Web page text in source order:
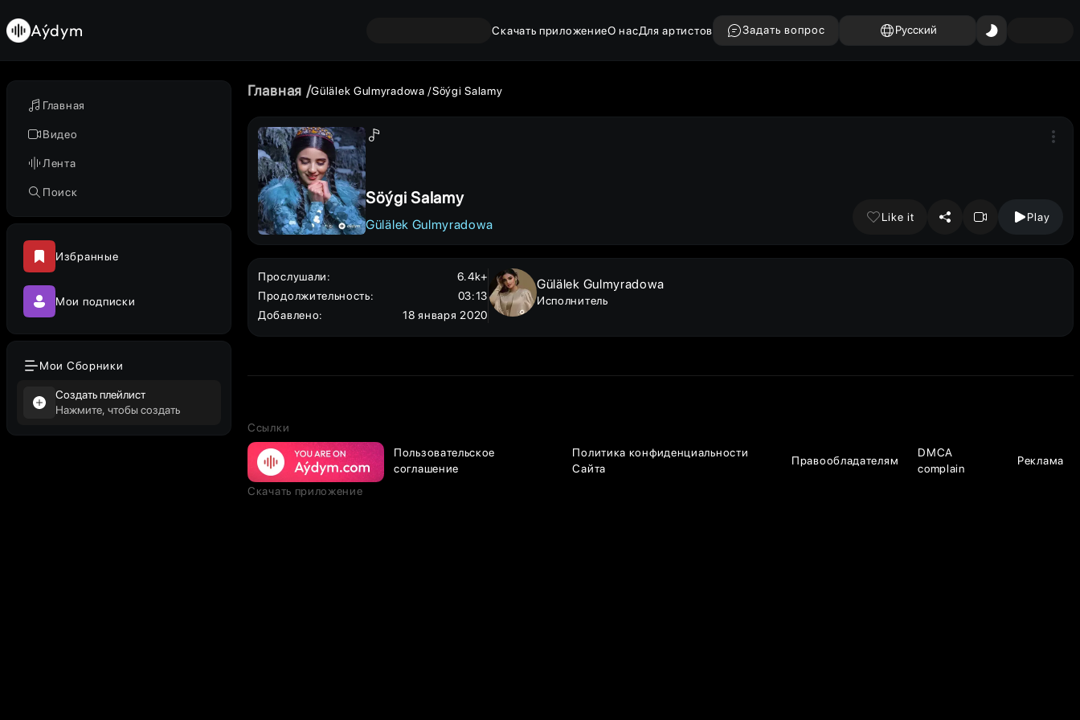
Главная
Видео
Лента
Поиск
Избранные
Мои подписки
Мои Сборники
Создать плейлист
Нажмите, чтобы создать
Aýdym Скачать приложениеО насДля артистов Задать вопрос Русский
Главная Gülälek Gulmyradowa Söýgi Salamy
Söýgi Salamy
Gülälek Gulmyradowa
Like it Play
Прослушали:
6.4k+
Продолжительность:
03:13
Добавлено: 18 января 2020
Gülälek Gulmyradowa
Исполнитель
Ссылки
Пользовательское
соглашение
Политика конфиденциальности
Сайта
Правообладателям
DMCA
complain
Реклама
Скачать приложение